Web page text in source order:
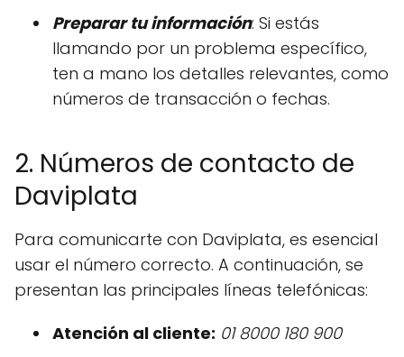
Preparar tu información: Si estás
llamando por un problema específico,
ten a mano los detalles relevantes, como
números de transacción o fechas.
2. Números de contacto de
Daviplata
Para comunicarte con Daviplata, es esencial
usar el número correcto. A continuación, se
presentan las principales líneas telefónicas:
Atención al cliente: 01 8000 180 900